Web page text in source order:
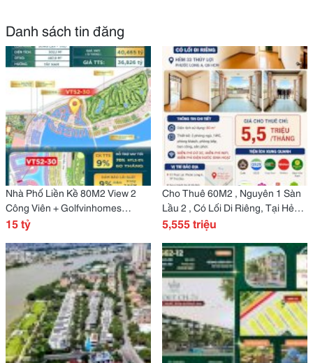
Danh sách tin đăng
Nhà Phố Liền Kề 80M2 View 2
Công Viên + Golfvinhomes
Green Paradise Cần Giờ Hcm.
15 tỷ
Cho Thuê 60M2 , Nguyên 1 Sàn
Lầu 2 , Có Lối Di Riêng, Tại Hẻm
33 Thuỷ Lợi , Phước Long A, Q9
5,555 triệu